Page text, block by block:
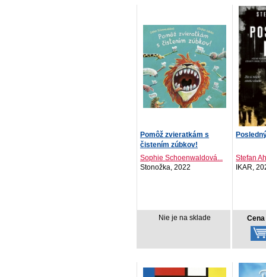
Pomôž zvieratkám s
čistením zúbkov!
Sophie Schoenwaldová...
Stonožka, 2022
Nie je na sklade
Stefan
IKAR,